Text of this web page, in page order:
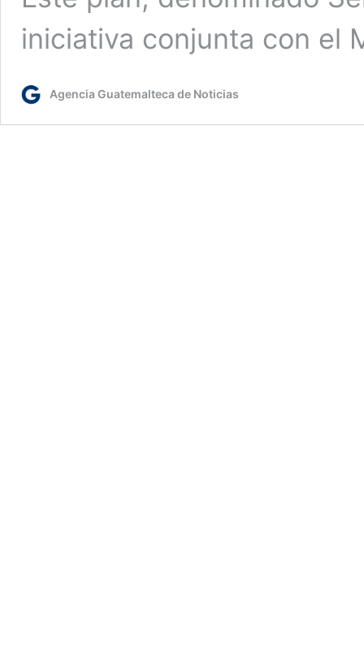
iniciativa conjunta con el
Agencia Guatemalteca de Noticias